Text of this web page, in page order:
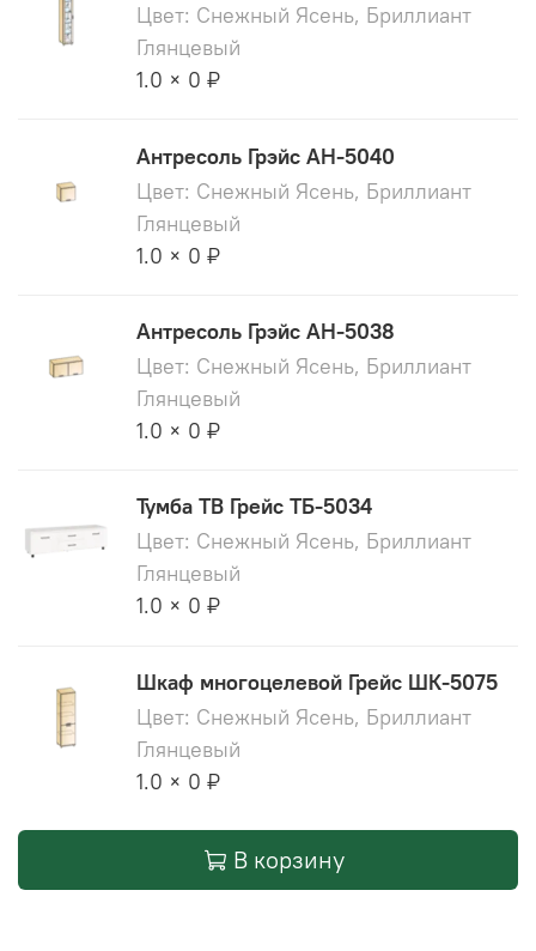
Цвет: Снежный Ясень, Бриллиант
Глянцевый
1.0 × 0 ₽
Антресоль Грэйс АН-5040
Цвет: Снежный Ясень, Бриллиант
Глянцевый
1.0 × 0 ₽
Антресоль Грэйс АН-5038
Цвет: Снежный Ясень, Бриллиант
Глянцевый
1.0 × 0 ₽
Тумба ТВ Грейс ТБ-5034
Цвет: Снежный Ясень, Бриллиант
Глянцевый
1.0 × 0 ₽
Шкаф многоцелевой Грейс ШК-5075
Цвет: Снежный Ясень, Бриллиант
Глянцевый
1.0 × 0 ₽
В корзину